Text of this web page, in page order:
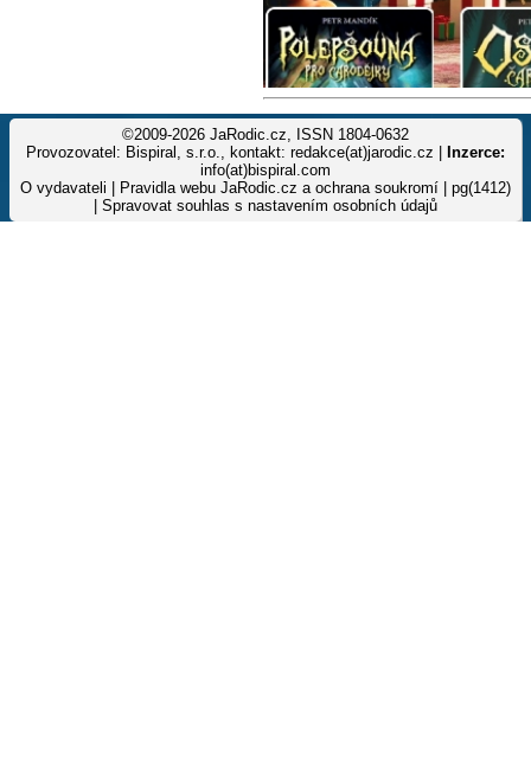
©2009-2026 JaRodic.cz, ISSN 1804-0632
Provozovatel: Bispiral, s.r.o., kontakt: redakce(at)jarodic.cz |
Inzerce:
info(at)bispiral.com
O vydavateli
Pravidla webu JaRodic.cz a ochrana soukromí | pg(1412)
Spravovat souhlas s nastavením osobních údajů